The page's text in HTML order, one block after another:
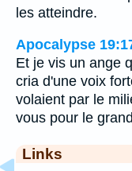
les atteindre.
Apocalypse
Et je vis un ange
cria d'une voix
volaient par le
vous pour le
Links